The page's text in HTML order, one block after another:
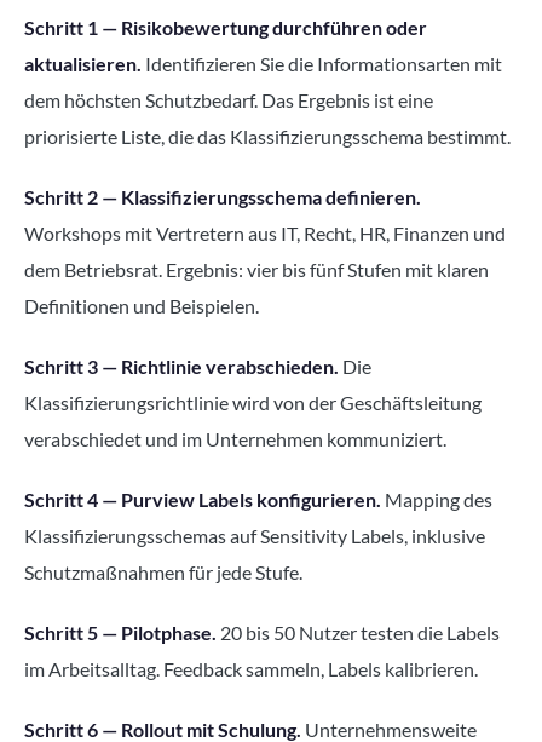
Schritt 1 — Risikobewertung durchführen oder
aktualisieren. Identifizieren Sie die Informationsarten mit
dem höchsten Schutzbedarf. Das Ergebnis ist eine
priorisierte Liste, die das Klassifizierungsschema bestimmt.
Schritt 2 — Klassifizierungsschema definieren.
Workshops mit Vertretern aus IT, Recht, HR, Finanzen und
dem Betriebsrat. Ergebnis: vier bis fünf Stufen mit klaren
Definitionen und Beispielen.
Schritt 3 — Richtlinie verabschieden. Die
Klassifizierungsrichtlinie wird von der Geschäftsleitung
verabschiedet und im Unternehmen kommuniziert.
Schritt 4 — Purview Labels konfigurieren. Mapping des
Klassifizierungsschemas auf Sensitivity Labels, inklusive
Schutzmaßnahmen für jede Stufe.
Schritt 5 — Pilotphase. 20 bis 50 Nutzer testen die Labels
im Arbeitsalltag. Feedback sammeln, Labels kalibrieren.
Schritt 6 — Rollout mit Schulung. Unternehmensweite